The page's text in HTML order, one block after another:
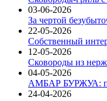
03-06-2026
За чертой
22-05-2026
Собственный
12-05-2026
Сковороды из
04-05-2026
АМБАР БУРЖУА:
24-04-2026